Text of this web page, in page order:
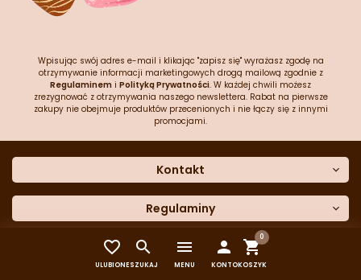

ULUBIONE

SZUKAJ
menu
MENU

KONTO

0
KOSZYK
Wpisując swój adres e-mail i klikając "zapisz się" wyrażasz zgodę na
otrzymywanie informacji marketingowych drogą mailową zgodnie z
Regulaminem i Polityką Prywatności. W każdej chwili możesz
zrezygnować z otrzymywania naszego newslettera. Rabat na pierwsze
zakupy nie obejmuje produktów przecenionych i nie łączy się z innymi
promocjami.
Kontakt
Dane kontaktowe
Często zadawane pytania
Sklep stacjonarny
Formularz kontaktowy
Regulaminy
Polityka prywatności
Polityka cookies
Moje konto
Załóż konto